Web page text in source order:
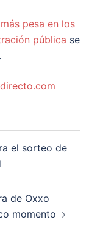
pesa en los
pública se
.
el sorteo de
de Oxxo
momento